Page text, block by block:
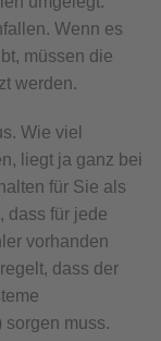
Wenn es
müssen die
werden.
Wie viel
liegt ja ganz bei
für Sie als
dass für jede
vorhanden
dass der
sorgen muss.